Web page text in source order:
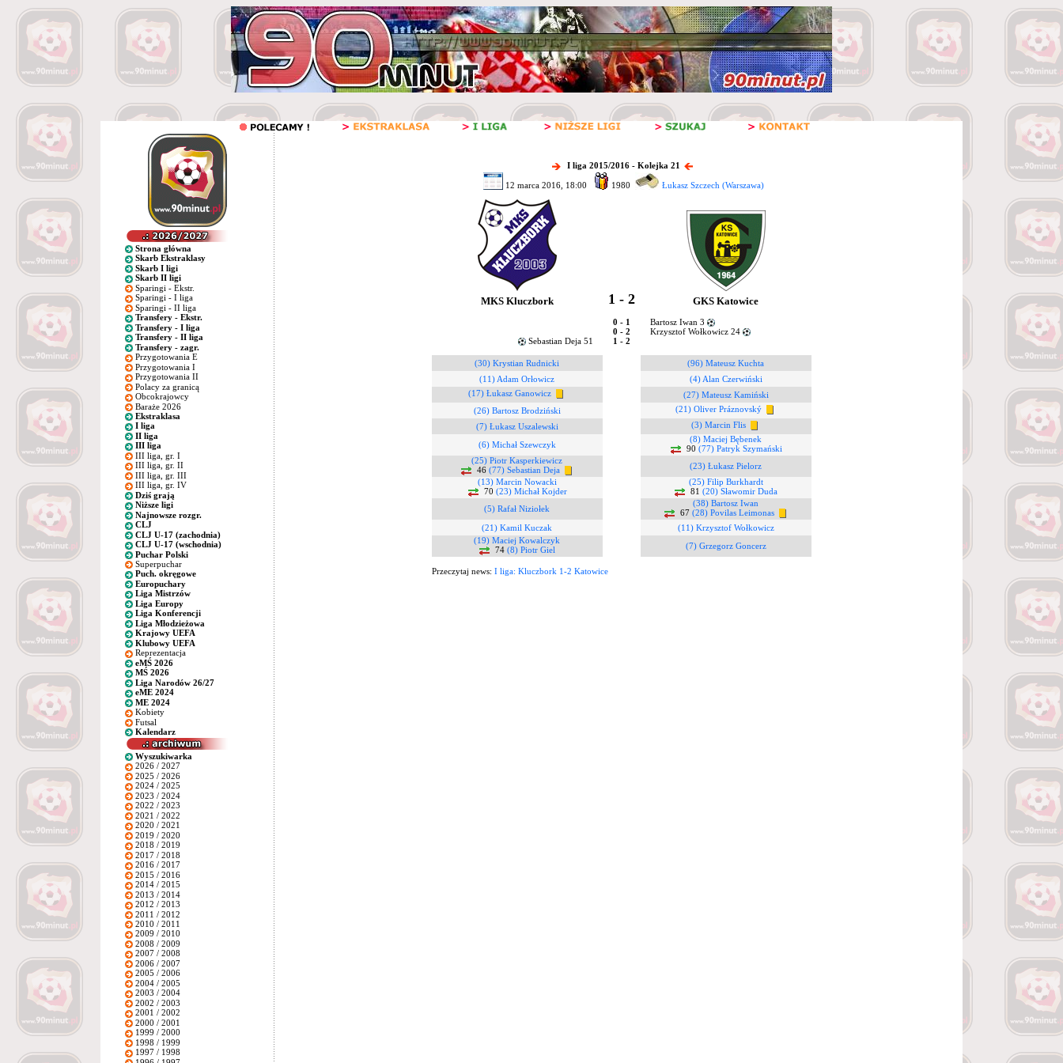
Strona główna
Skarb Ekstraklasy
Skarb I ligi
Skarb II ligi
Sparingi - Ekstr.
Sparingi - I liga
Sparingi - II liga
Transfery - Ekstr.
Transfery - I liga
Transfery - II liga
Transfery - zagr.
Przygotowania E
Przygotowania I
Przygotowania II
Polacy za granicą
Obcokrajowcy
Baraże 2026
Ekstraklasa
I liga
II liga
III liga
III liga, gr. I
III liga, gr. II
III liga, gr. III
III liga, gr. IV
Dziś grają
Niższe ligi
Najnowsze rozgr.
CLJ
CLJ U-17 (zachodnia)
CLJ U-17 (wschodnia)
Puchar Polski
Superpuchar
Puch. okręgowe
Europuchary
Liga Mistrzów
Liga Europy
Liga Konferencji
Liga Młodzieżowa
Krajowy UEFA
Klubowy UEFA
Reprezentacja
eMŚ 2026
MŚ 2026
Liga Narodów 26/27
eME 2024
ME 2024
Kobiety
Futsal
Kalendarz
Wyszukiwarka
2026 / 2027
2025 / 2026
2024 / 2025
2023 / 2024
2022 / 2023
2021 / 2022
2020 / 2021
2019 / 2020
2018 / 2019
2017 / 2018
2016 / 2017
2015 / 2016
2014 / 2015
2013 / 2014
2012 / 2013
2011 / 2012
2010 / 2011
2009 / 2010
2008 / 2009
2007 / 2008
2006 / 2007
2005 / 2006
2004 / 2005
2003 / 2004
2002 / 2003
2001 / 2002
2000 / 2001
1999 / 2000
1998 / 1999
1997 / 1998
I liga 2015/2016 - Kolejka 21
12 marca 2016, 18:00 1980 Łukasz Szczech (Warszawa)
MKS Kluczbork 1 - 2 GKS Katowice
0 - 1
Bartosz Iwan 3
0 - 2
Krzysztof Wołkowicz 24
Sebastian Deja 51
1 - 2
(30) Krystian Rudnicki
(96) Mateusz Kuchta
(11) Adam Orłowicz
(4) Alan Czerwiński
(17) Łukasz Ganowicz
(27) Mateusz Kamiński
(26) Bartosz Brodziński
(21) Oliver Práznovský
(7) Łukasz Uszalewski
(3) Marcin Flis
(6) Michał Szewczyk
(8) Maciej Bębenek
90 (77) Patryk Szymański
(25) Piotr Kasperkiewicz
46 (77) Sebastian Deja
(23) Łukasz Pielorz
(13) Marcin Nowacki
70 (23) Michał Kojder
(25) Filip Burkhardt
81 (20) Sławomir Duda
(5) Rafał Niziołek
(38) Bartosz Iwan
67 (28) Povilas Leimonas
(21) Kamil Kuczak
(11) Krzysztof Wołkowicz
(19) Maciej Kowalczyk
74 (8) Piotr Giel (7) Grzegorz Goncerz
Przeczytaj news: I liga: Kluczbork 1-2 Katowice